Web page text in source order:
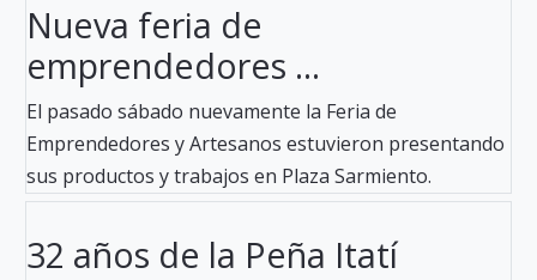
Nueva feria de
emprendedores ...
El pasado sábado nuevamente la Feria de
Emprendedores y Artesanos estuvieron presentando
sus productos y trabajos en Plaza Sarmiento.
32 años de la Peña Itatí